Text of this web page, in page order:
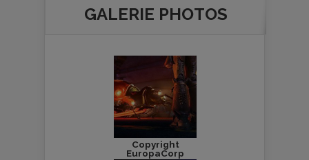
GALERIE PHOTOS
Copyright
EuropaCorp